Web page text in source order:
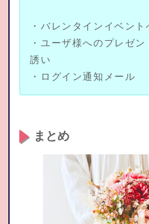
・バレンタインイベント
・ユーザ様へのプレゼ
誘い
・ログイン通知メール
まとめ